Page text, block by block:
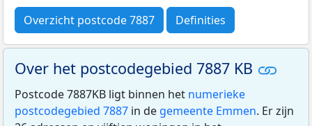
Overzicht postcode 7887 Definities
Over het postcodegebied 7887 KB
Postcode 7887KB ligt binnen het numerieke
postcodegebied 7887 in de gemeente Emmen. Er zijn